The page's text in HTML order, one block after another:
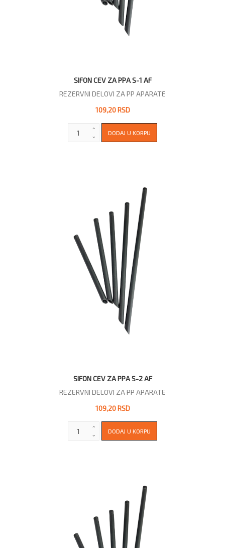
SIFON CEV ZA PPA S-1 AF
REZERVNI DELOVI ZA PP APARATE
109,20 RSD
SIFON CEV ZA PPA S-2 AF
REZERVNI DELOVI ZA PP APARATE
109,20 RSD